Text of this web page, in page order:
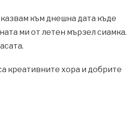
към днешна дата къде
ми от летен мързел сиамка.
креативните хора и добрите